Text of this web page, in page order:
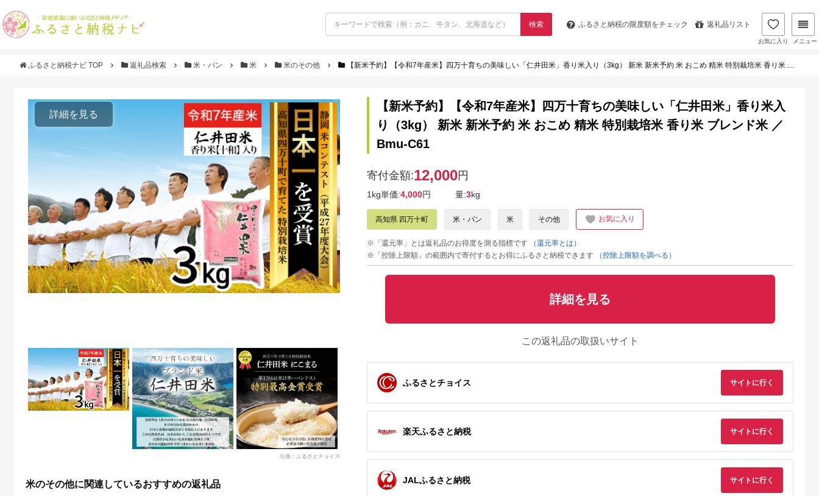
検索 ふるさと納税の限度額をチェック 返礼品リスト
お気に入り メニュー
ふるさと納税ナビ TOP 返礼品検索 米・パン 米 米のその他 【新米予約】【令和7年産米】四万十育ちの美味しい「仁井田米」香り米入り（3kg） 新米 新米予約 米 おこめ 精米 特別栽培米 香り米 ブレンド米 ／Bmu-C61
詳細を見る
出典：ふるさとチョイス
米のその他に関連しているおすすめの返礼品
【新米予約】【令和7年産米】四万十育ちの美味しい「仁井田米」香り米入
り（3kg） 新米 新米予約 米 おこめ 精米 特別栽培米 香り米 ブレンド米 ／
Bmu-C61
寄付金額:12,000円
1kg単価:4,000円 量:3kg
高知県 四万十町 米・パン 米 その他 お気に入り
※「還元率」とは返礼品のお得度を測る指標です
（還元率とは）
※「控除上限額」の範囲内で寄付するとお得にふるさと納税できます
（控除上限額を調べる）
詳細を見る
この返礼品の取扱いサイト
ふるさとチョイス サイトに行く
楽天ふるさと納税 サイトに行く
JALふるさと納税 サイトに行く